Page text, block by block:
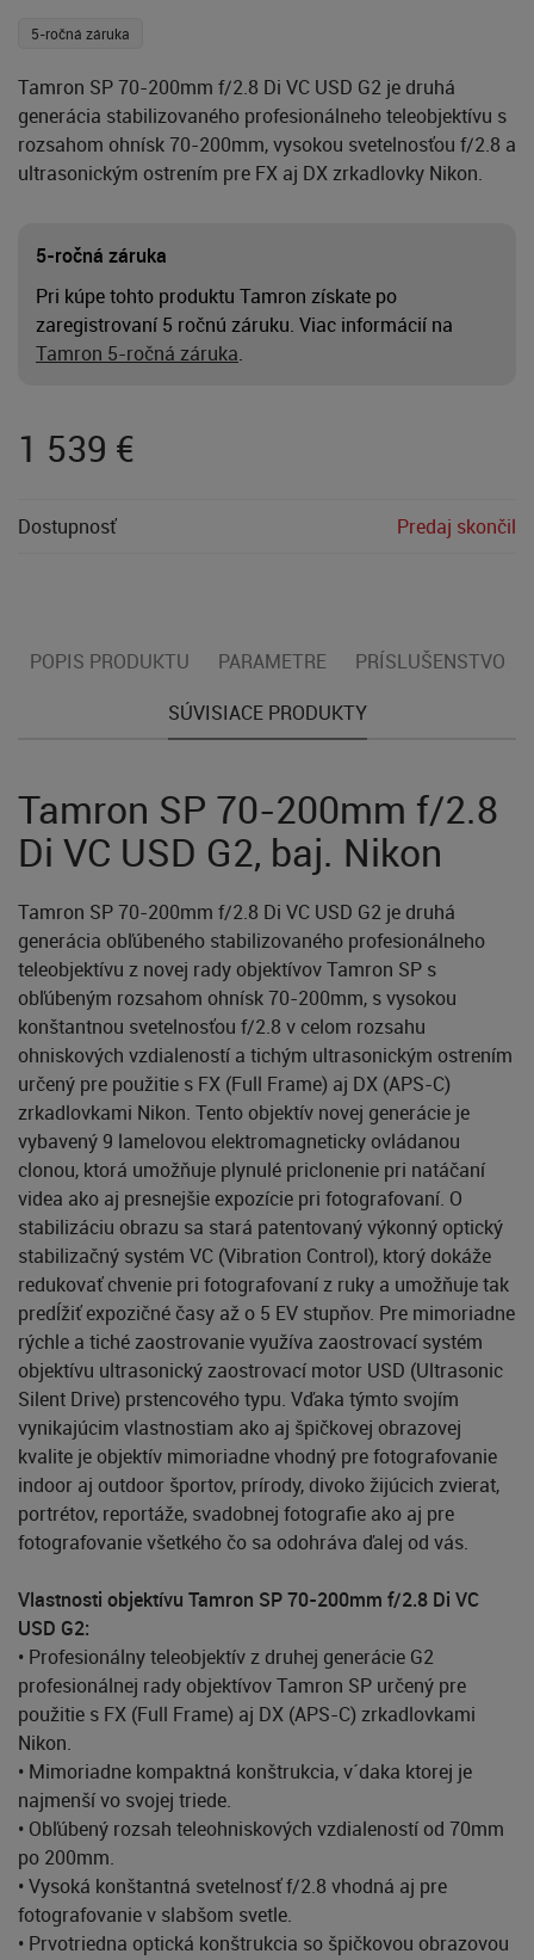
5-ročná záruka
Tamron SP 70-200mm f/2.8 Di VC USD G2 je druhá
generácia stabilizovaného profesionálneho teleobjektívu s
rozsahom ohnísk 70-200mm, vysokou svetelnosťou f/2.8 a
ultrasonickým ostrením pre FX aj DX zrkadlovky Nikon.
5-ročná záruka
Pri kúpe tohto produktu Tamron získate po
zaregistrovaní 5 ročnú záruku. Viac informácií na
Tamron 5-ročná záruka.
1 539 €
Dostupnosť Predaj skončil
POPIS PRODUKTU PARAMETRE
PRÍSLUŠENSTVO
SÚVISIACE PRODUKTY
Tamron SP 70-200mm f/2.8
Di VC USD G2, baj. Nikon
Tamron SP 70-200mm f/2.8 Di VC USD G2 je druhá
generácia obľúbeného stabilizovaného profesionálneho
teleobjektívu z novej rady objektívov Tamron SP s
obľúbeným rozsahom ohnísk 70-200mm, s vysokou
konštantnou svetelnosťou f/2.8 v celom rozsahu
ohniskových vzdialeností a tichým ultrasonickým ostrením
určený pre použitie s FX (Full Frame) aj DX (APS-C)
zrkadlovkami Nikon. Tento objektív novej generácie je
vybavený 9 lamelovou elektromagneticky ovládanou
clonou, ktorá umožňuje plynulé priclonenie pri natáčaní
videa ako aj presnejšie expozície pri fotografovaní. O
stabilizáciu obrazu sa stará patentovaný výkonný optický
stabilizačný systém VC (Vibration Control), ktorý dokáže
redukovať chvenie pri fotografovaní z ruky a umožňuje tak
predĺžiť expozičné časy až o 5 EV stupňov. Pre mimoriadne
rýchle a tiché zaostrovanie využíva zaostrovací systém
objektívu ultrasonický zaostrovací motor USD (Ultrasonic
Silent Drive) prstencového typu. Vďaka týmto svojím
vynikajúcim vlastnostiam ako aj špičkovej obrazovej
kvalite je objektív mimoriadne vhodný pre fotografovanie
indoor aj outdoor športov, prírody, divoko žijúcich zvierat,
portrétov, reportáže, svadobnej fotografie ako aj pre
fotografovanie všetkého čo sa odohráva ďalej od vás.
Vlastnosti objektívu Tamron SP 70-200mm f/2.8 Di VC
USD G2:
• Profesionálny teleobjektív z druhej generácie G2
profesionálnej rady objektívov Tamron SP určený pre
použitie s FX (Full Frame) aj DX (APS-C) zrkadlovkami
Nikon.
• Mimoriadne kompaktná konštrukcia, v´daka ktorej je
najmenší vo svojej triede.
• Obľúbený rozsah teleohniskových vzdialeností od 70mm
po 200mm.
• Vysoká konštantná svetelnosť f/2.8 vhodná aj pre
fotografovanie v slabšom svetle.
• Prvotriedna optická konštrukcia so špičkovou obrazovou